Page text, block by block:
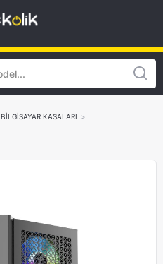
BİLGİSAYAR KASALARI >